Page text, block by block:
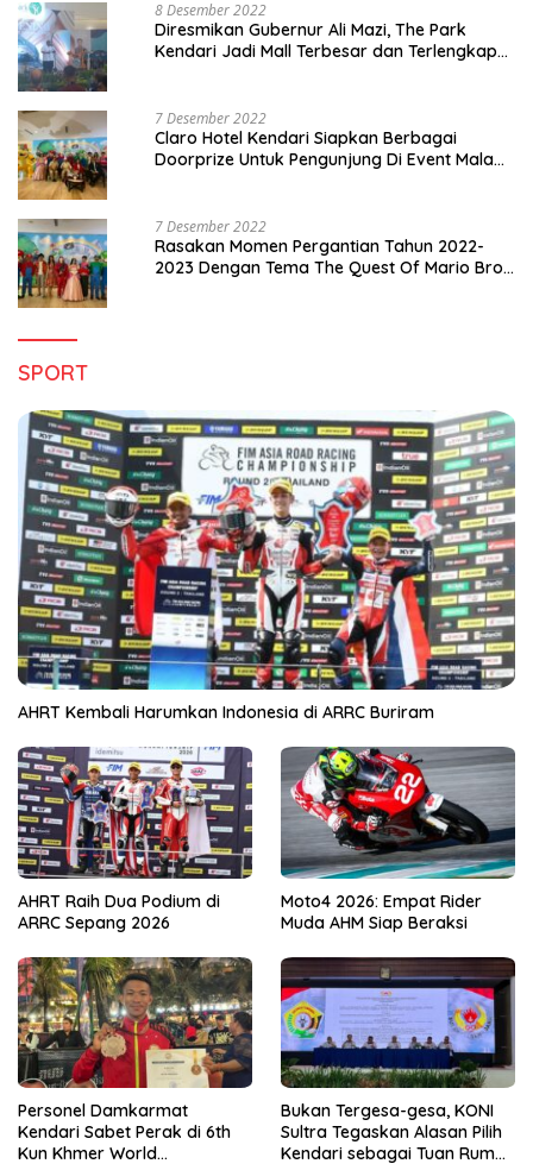
8 Desember 2022
Diresmikan Gubernur Ali Mazi, The Park
Kendari Jadi Mall Terbesar dan Terlengkap
7 Desember 2022
Claro Hotel Kendari Siapkan Berbagai
Doorprize Untuk Pengunjung Di Event Malam
7 Desember 2022
Rasakan Momen Pergantian Tahun 2022-
2023 Dengan Tema The Quest Of Mario Bros
SPORT
AHRT Kembali Harumkan Indonesia di ARRC Buriram
AHRT Raih Dua Podium di
ARRC Sepang 2026
Moto4 2026: Empat Rider
Muda AHM Siap Beraksi
Personel Damkarmat
Kendari Sabet Perak di 6th
Kun Khmer World
Bukan Tergesa-gesa, KONI
Sultra Tegaskan Alasan Pilih
Kendari sebagai Tuan Rumah